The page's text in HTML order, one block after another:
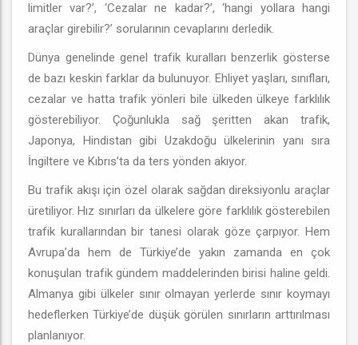
limitler var?’, ‘Cezalar ne kadar?’, ‘hangi yollara hangi
araçlar girebilir?’ sorularının cevaplarını derledik.
Dünya genelinde genel trafik kuralları benzerlik gösterse
de bazı keskin farklar da bulunuyor. Ehliyet yaşları, sınıfları,
cezalar ve hatta trafik yönleri bile ülkeden ülkeye farklılık
gösterebiliyor. Çoğunlukla sağ şeritten akan trafik,
Japonya, Hindistan gibi Uzakdoğu ülkelerinin yanı sıra
İngiltere ve Kıbrıs’ta da ters yönden akıyor.
Bu trafik akışı için özel olarak sağdan direksiyonlu araçlar
üretiliyor. Hız sınırları da ülkelere göre farklılık gösterebilen
trafik kurallarından bir tanesi olarak göze çarpıyor. Hem
Avrupa’da hem de Türkiye’de yakın zamanda en çok
konuşulan trafik gündem maddelerinden birisi haline geldi.
Almanya gibi ülkeler sınır olmayan yerlerde sınır koymayı
hedeflerken Türkiye’de düşük görülen sınırların arttırılması
planlanıyor.